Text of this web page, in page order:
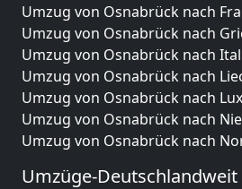
Umzug von Osnabrück nach
Umzug von Osnabrück nach
Umzug von Osnabrück nach
Umzug von Osnabrück nach
Umzug von Osnabrück nach
Umzug von Osnabrück nach
Umzug von Osnabrück nach
Umzüge-Deutschlandweit